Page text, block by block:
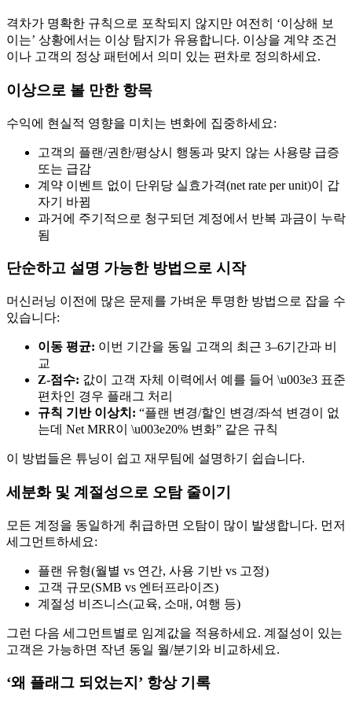
격차가 명확한 규칙으로 포착되지 않지만 여전히 ‘이상해 보
이는’ 상황에서는 이상 탐지가 유용합니다. 이상을 계약 조건
이나 고객의 정상 패턴에서 의미 있는 편차로 정의하세요.
이상으로 볼 만한 항목
수익에 현실적 영향을 미치는 변화에 집중하세요:
고객의 플랜/권한/평상시 행동과 맞지 않는 사용량 급증
또는 급감
계약 이벤트 없이 단위당 실효가격(net rate per unit)이 갑
자기 바뀜
과거에 주기적으로 청구되던 계정에서 반복 과금이 누락
됨
단순하고 설명 가능한 방법으로 시작
머신러닝 이전에 많은 문제를 가벼운 투명한 방법으로 잡을 수
있습니다:
이동 평균: 이번 기간을 동일 고객의 최근 3–6기간과 비
교
Z-점수: 값이 고객 자체 이력에서 예를 들어 \u003e3 표준
편차인 경우 플래그 처리
규칙 기반 이상치: “플랜 변경/할인 변경/좌석 변경이 없
는데 Net MRR이 \u003e20% 변화” 같은 규칙
이 방법들은 튜닝이 쉽고 재무팀에 설명하기 쉽습니다.
세분화 및 계절성으로 오탐 줄이기
모든 계정을 동일하게 취급하면 오탐이 많이 발생합니다. 먼저
세그먼트하세요:
플랜 유형(월별 vs 연간, 사용 기반 vs 고정)
고객 규모(SMB vs 엔터프라이즈)
계절성 비즈니스(교육, 소매, 여행 등)
그런 다음 세그먼트별로 임계값을 적용하세요. 계절성이 있는
고객은 가능하면 작년 동일 월/분기와 비교하세요.
‘왜 플래그 되었는지’ 항상 기록